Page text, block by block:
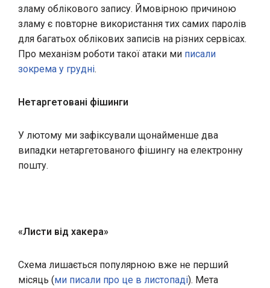
зламу облікового запису. Ймовірною причиною
зламу є повторне використання тих самих паролів
для багатьох облікових записів на різних сервісах.
Про механізм роботи такої атаки ми писали
зокрема у грудні.
Нетаргетовані фішинги
У лютому ми зафіксували щонайменше два
випадки нетаргетованого фішингу на електронну
пошту.
«Листи від хакера»
Схема лишається популярною вже не перший
місяць (ми писали про це в листопаді). Мета